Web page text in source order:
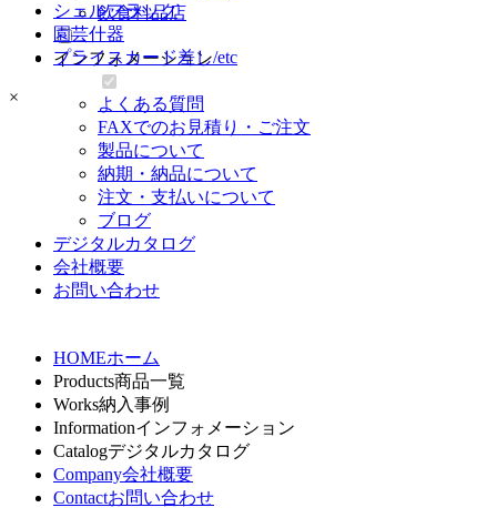
飲食料品店
インフォメーション
よくある質問
FAXでのお見積り・ご注文
製品について
納期・納品について
注文・支払いについて
ブログ
デジタルカタログ
会社概要
お問い合わせ
HOMEホーム
Products商品一覧
Works納入事例
Informationインフォメーション
Catalogデジタルカタログ
Company会社概要
Contactお問い合わせ
シェルフラック
園芸什器
プライスカード差し/etc
×